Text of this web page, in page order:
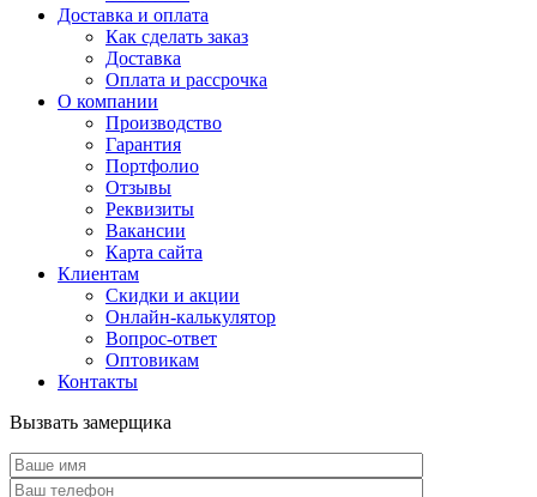
Доставка и оплата
Как сделать заказ
Доставка
Оплата и рассрочка
О компании
Производство
Гарантия
Портфолио
Отзывы
Реквизиты
Вакансии
Карта сайта
Клиентам
Скидки и акции
Онлайн-калькулятор
Вопрос-ответ
Оптовикам
Контакты
Вызвать замерщика